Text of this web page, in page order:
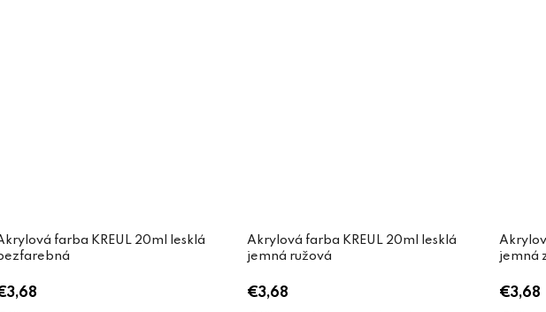
farba KREUL 20ml lesklá
Akrylová farba KREUL 20ml lesklá
jemná ružová
€3,68
jemná
€3,68